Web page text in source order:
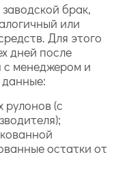
брак,
или
Для этого
дней после
с менеджером и
рулонов (с
остатки от